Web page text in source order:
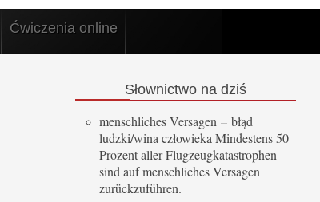
Ćwiczenia online
Słownictwo na dziś
menschliches Versagen – błąd
ludzki/wina człowieka Mindestens 50
Prozent aller Flugzeugkatastrophen
sind auf menschliches Versagen
zurückzuführen.